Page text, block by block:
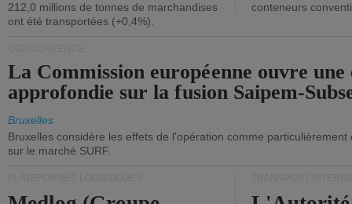
212,0 millions de tonnes de marchandises
ont été transportées (+0,4%).
conteneurs
La Commission européenne ouvre une
approfondie sur la fusion Saipem-
Bruxelles
Bruxelles considère les effets de l'opération comme
sur le marché SURF.